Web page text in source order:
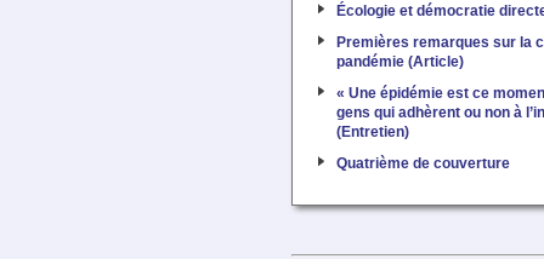
Écologie et démocratie
Premières remarques sur la
pandémie (Article)
« Une épidémie est ce
gens qui adhèrent ou non à
(Entretien)
Quatrième de couverture